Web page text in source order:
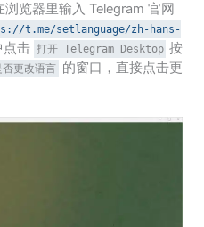
览器里输入 Telegram 官网
t.me/setlanguage/zh-hans-
点击 打开 Telegram Desktop 按
否更改语言 的窗口，直接点击更